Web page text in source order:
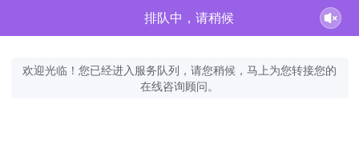
排队中，请稍候
欢迎光临！您已经进入服务队列，请您稍候，马上为您转接您的
在线咨询顾问。